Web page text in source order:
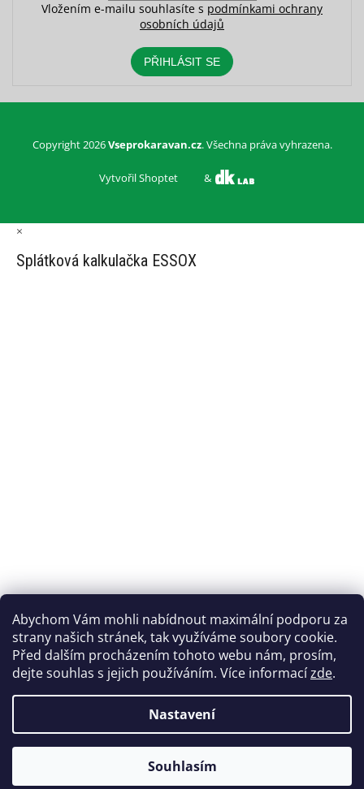
Abychom Vám mohli nabídnout maximální podporu za
strany našich stránek, tak využíváme soubory cookie.
Před dalším procházením tohoto webu nám, prosím,
dejte souhlas s jejich používáním. Více informacízde.
Nastavení
Souhlasím
Vložením e-mailu souhlasíte s podmínkami ochrany
osobních údajů
PŘIHLÁSIT SE
Vytvořil Shoptet &
Copyright 2026Vseprokaravan.cz. Všechna práva vyhrazena.
×
Splátková kalkulačka ESSOX